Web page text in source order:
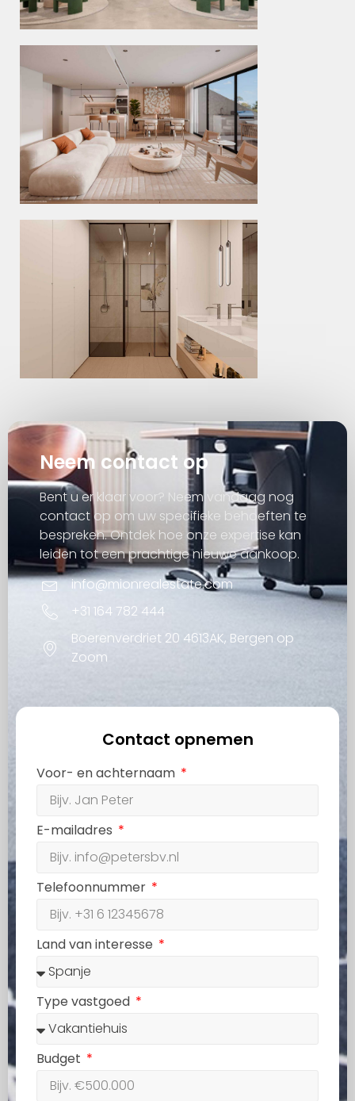
Neem contact op
Bent u er klaar voor? Neem vandaag nog
contact op om uw specifieke behoeften te
bespreken. Ontdek hoe onze expertise kan
leiden tot een prachtige nieuwe aankoop.
info@mionrealestate.com
+31 164 782 444
Boerenverdriet 20 4613AK, Bergen op
Zoom
Contact opnemen
Voor- en achternaam
E-mailadres
Telefoonnummer
Land van interesse
Type vastgoed
Budget